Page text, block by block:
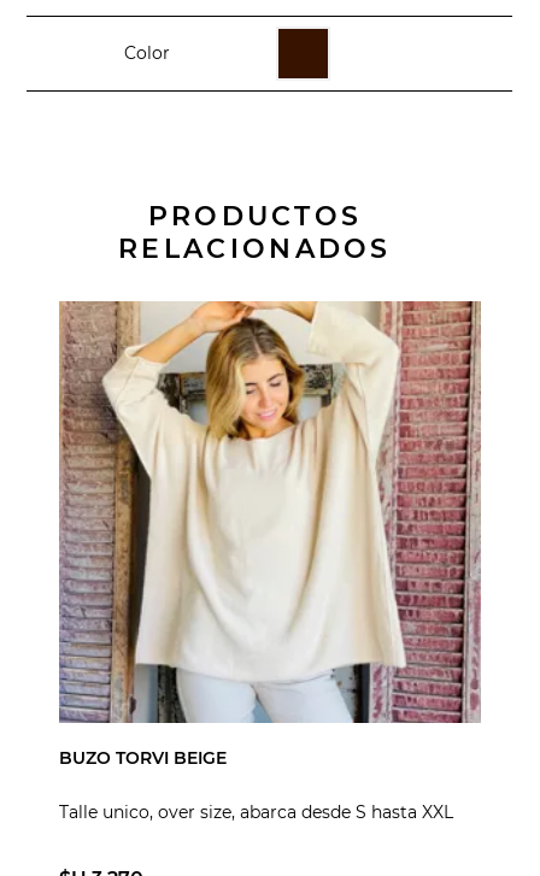
Color
PRODUCTOS
RELACIONADOS
BUZO TORVI BEIGE
Talle unico, over size, abarca desde S hasta XXL